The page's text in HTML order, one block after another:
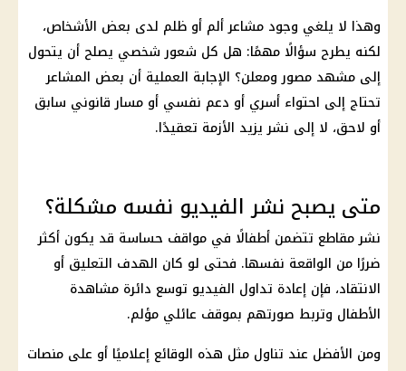
وهذا لا يلغي وجود مشاعر ألم أو ظلم لدى بعض الأشخاص،
لكنه يطرح سؤالًا مهمًا: هل كل شعور شخصي يصلح أن يتحول
إلى مشهد مصور ومعلن؟ الإجابة العملية أن بعض المشاعر
تحتاج إلى احتواء أسري أو دعم نفسي أو مسار قانوني سابق
أو لاحق، لا إلى نشر يزيد الأزمة تعقيدًا.
متى يصبح نشر الفيديو نفسه مشكلة؟
نشر مقاطع تتضمن أطفالًا في مواقف حساسة قد يكون أكثر
ضررًا من الواقعة نفسها. فحتى لو كان الهدف التعليق أو
الانتقاد، فإن إعادة تداول الفيديو توسع دائرة مشاهدة
الأطفال وتربط صورتهم بموقف عائلي مؤلم.
ومن الأفضل عند تناول مثل هذه الوقائع إعلاميًا أو على منصات